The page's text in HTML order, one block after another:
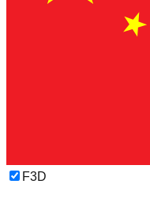
F3D